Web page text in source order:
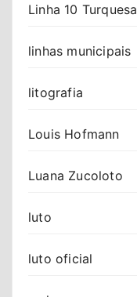
Linha 10 Turquesa
linhas municipais
litografia
Louis Hofmann
Luana Zucoloto
luto
luto oficial